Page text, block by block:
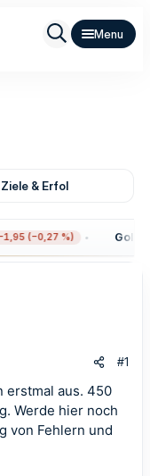
& Erfolge
(−0,27 %) Gold
#1
erstmal aus. 450
Werde hier noch
von Fehlern und